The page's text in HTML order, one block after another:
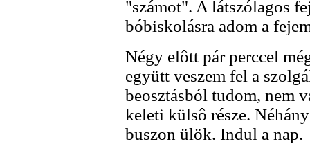
"számot". A látszólagos
bóbiskolásra adom a
Négy elôtt pár perccel
együtt veszem fel a
beosztásból tudom, nem
keleti külsô része.
buszon ülök. Indul a nap.